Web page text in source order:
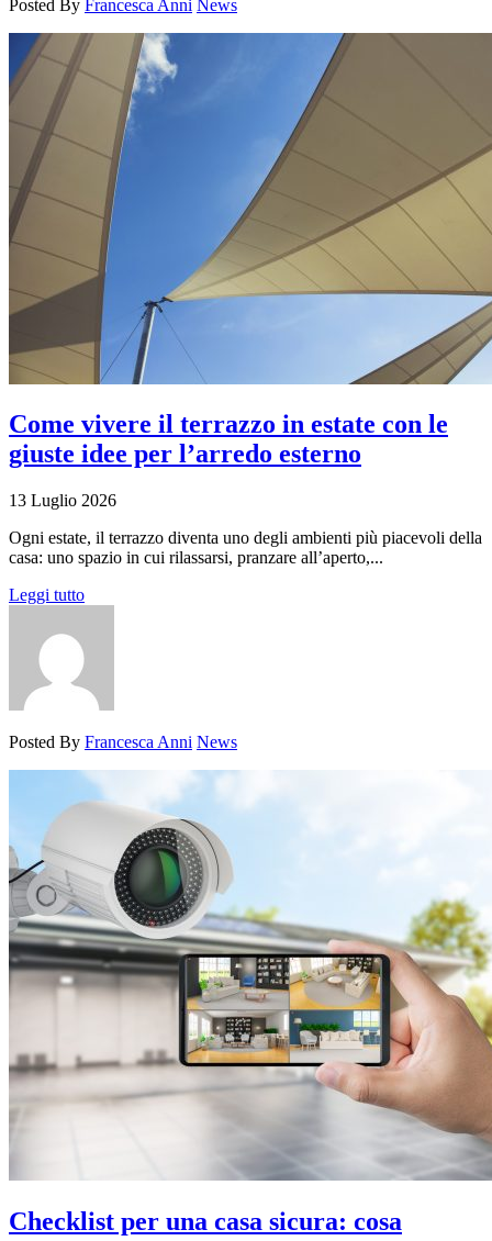
Posted By Francesca Anni News
Come vivere il terrazzo in estate con le
giuste idee per l’arredo esterno
13 Luglio 2026
Ogni estate, il terrazzo diventa uno degli ambienti più piacevoli della
casa: uno spazio in cui rilassarsi, pranzare all’aperto,...
Leggi tutto
Posted By Francesca Anni News
Checklist per una casa sicura: cosa